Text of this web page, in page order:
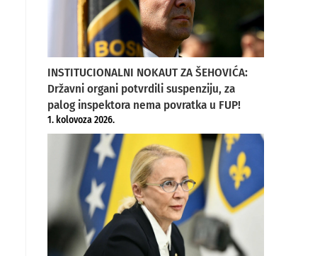
INSTITUCIONALNI NOKAUT ZA ŠEHOVIĆA:
Državni organi potvrdili suspenziju, za
palog inspektora nema povratka u FUP!
1. kolovoza 2026.